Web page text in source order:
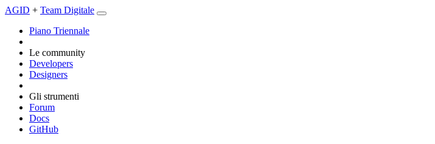
AGID + Team Digitale
Piano Triennale
Le community
Developers
Designers
Gli strumenti
Forum
Docs
GitHub